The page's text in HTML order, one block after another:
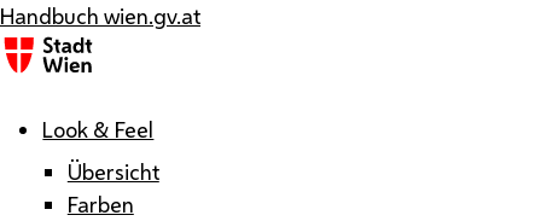
Handbuch wien.gv.at
Look & Feel
Übersicht
Farben